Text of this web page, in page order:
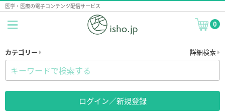
医学・医療の電子コンテンツ配信サービス
0
カテゴリー 詳細検索
ログイン／新規登録